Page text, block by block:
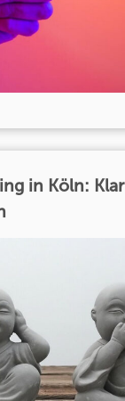
in Köln: Klar